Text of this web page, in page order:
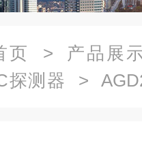
页 > 产品展
探测器 >